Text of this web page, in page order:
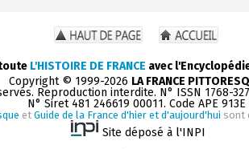
L'HISTOIRE DE FRANCE avec
Copyright © 1999-2026 LA FRANCE
Reproduction interdite. N° ISSN 1768-
N° Siret 481 246619 00011. Code APE 913E
et Guide de la France d'hier et d'aujourd'hui sont
Site déposé à l'INPI